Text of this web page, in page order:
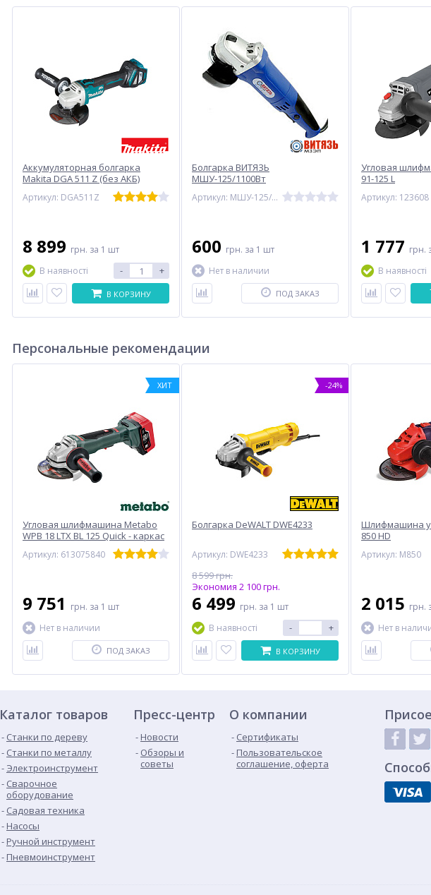
Аккумуляторная болгарка
Makita DGA 511 Z (без АКБ)
Артикул: DGA511Z
8 899 грн. за 1 шт
В наявності
- +
В КОРЗИНУ
Болгарка ВИТЯЗЬ
МШУ-125/1100Вт
Артикул: МШУ-125/1100
600 грн. за 1 шт
Нет в наличии
ПОД ЗАКАЗ
Угловая
91-125 L
Артикул: 123608
1 777 грн.
В наявності
Персональные рекомендации
ХИТ
Угловая шлифмашина Metabo
WPB 18 LTX BL 125 Quick - каркас
Артикул: 613075840
9 751 грн. за 1 шт
Нет в наличии
ПОД ЗАКАЗ
-24%
Болгарка DeWALT DWE4233
Артикул: DWE4233
8 599 грн.
Экономия 2 100 грн.
6 499 грн. за 1 шт
В наявності
- +
В КОРЗИНУ
Шлифмашина
850 HD
Артикул: M850
2 015 грн.
Нет в
Каталог товаров
Станки по дереву
Станки по металлу
Электроинструмент
Сварочное
оборудование
Садовая техника
Насосы
Ручной инструмент
Пневмоинструмент
Пресс-центр
Новости
Обзоры и
советы
О компании
Сертификаты
Пользовательское
соглашение, оферта